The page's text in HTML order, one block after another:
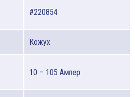
#220854
Кожух
10 – 105 Ампер